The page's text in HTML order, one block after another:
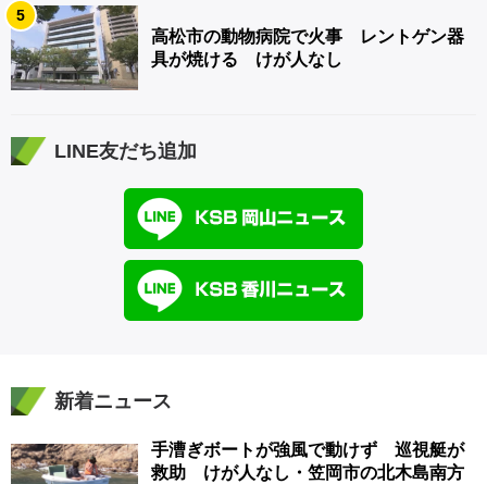
5
高松市の動物病院で火事 レントゲン器
具が焼ける けが人なし
LINE友だち追加
新着ニュース
手漕ぎボートが強風で動けず 巡視艇が
救助 けが人なし・笠岡市の北木島南方